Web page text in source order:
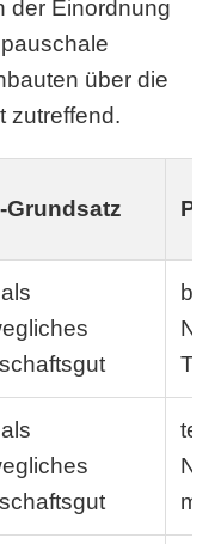
der Einordnung
über die
zutreffend.
Grundsatz